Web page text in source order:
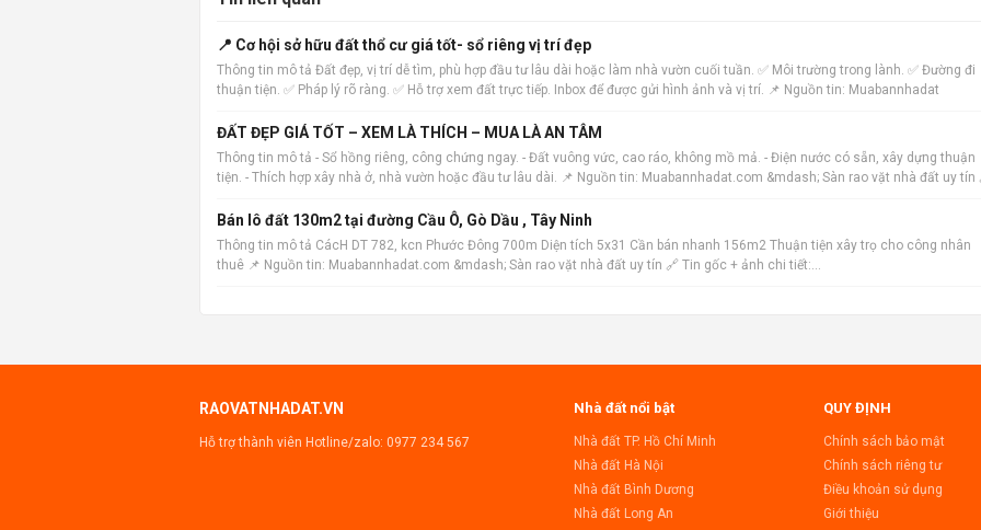
📍 Cơ hội sở hữu đất thổ cư giá tốt- sổ riêng vị trí đẹp
Thông tin mô tả Đất đẹp, vị trí dễ tìm, phù hợp đầu tư lâu dài hoặc làm nhà vườn cuối tuần. ✅ Môi trường trong lành. ✅ Đường đi
thuận tiện. ✅ Pháp lý rõ ràng. ✅ Hỗ trợ xem đất trực tiếp. Inbox để được gửi hình ảnh và vị trí. 📌 Nguồn tin: Muabannhadat
ĐẤT ĐẸP GIÁ TỐT – XEM LÀ THÍCH – MUA LÀ AN TÂM
Thông tin mô tả - Sổ hồng riêng, công chứng ngay. - Đất vuông vức, cao ráo, không mồ mả. - Điện nước có sẵn, xây dựng thuận
tiện. - Thích hợp xây nhà ở, nhà vườn hoặc đầu tư lâu dài. 📌 Nguồn tin: Muabannhadat.com &mdash; Sàn rao vặt nhà đất uy tín
Bán lô đất 130m2 tại đường Cầu Ô, Gò Dầu , Tây Ninh
Thông tin mô tả CácH DT 782, kcn Phước Đông 700m Diện tích 5x31 Cần bán nhanh 156m2 Thuận tiện xây trọ cho công nhân
thuê 📌 Nguồn tin: Muabannhadat.com &mdash; Sàn rao vặt nhà đất uy tín 🔗 Tin gốc + ảnh chi tiết:
RAOVATNHADAT.VN
Hỗ trợ thành viên Hotline/zalo: 0977 234 567
Nhà đất nổi bật
Nhà đất TP. Hồ Chí Minh
Nhà đất Hà Nội
Nhà đất Bình Dương
Nhà đất Long An
QUY ĐỊNH
Chính sách bảo mật
Chính sách riêng tư
Điều khoản sử dụng
Giới thiệu